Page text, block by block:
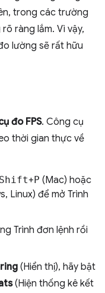
trong các trường
ràng lắm. Vì vậy,
lường sẽ rất hữu
đo FPS. Công cụ
thời gian thực về
Shift+P (Mac) hoặc
Linux) để mở Trình
Trình đơn lệnh rồi
(Hiển thị), hãy bật
(Hiện thống kê kết